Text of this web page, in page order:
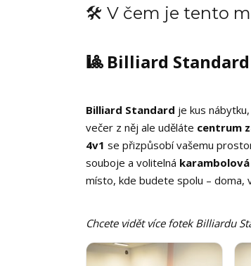
🛠️ V čem je tento
🎱 Billiard Standard
Billiard Standard je kus
večer z něj ale uděláte centrum
4v1 se přizpůsobí vašemu
souboje a volitelná
místo, kde budete spolu – doma,
Chcete vidět více fotek Billiardu